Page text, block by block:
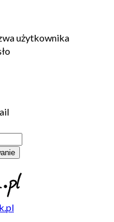
użytkownika